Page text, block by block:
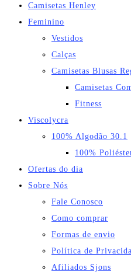
Camisetas Henley
Feminino
Vestidos
Calças
Camisetas Blusas
Camisetas
Fitness
Viscolycra
100% Algodão 30.1
100%
Ofertas do dia
Sobre Nós
Fale Conosco
Como comprar
Formas de envio
Política de
Afiliados Sjons